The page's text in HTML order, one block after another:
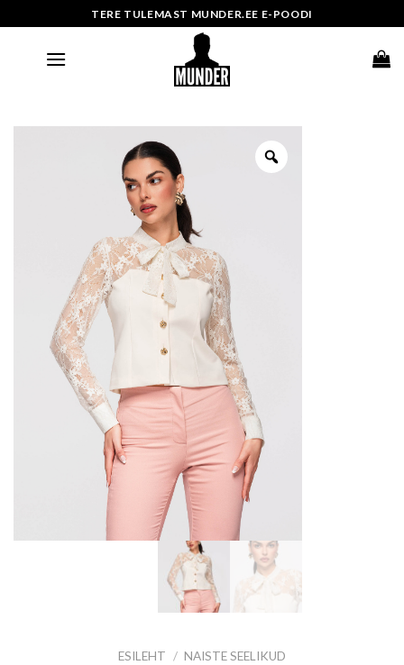
to
TERE TULEMAST MUNDER.EE E-POODI
ESILEHT / NAISTE SEELIKUD